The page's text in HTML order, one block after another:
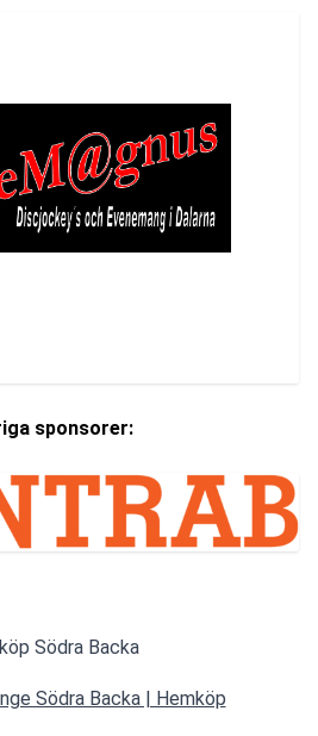
sponsorer:
Södra Backa
Södra Backa | Hemköp